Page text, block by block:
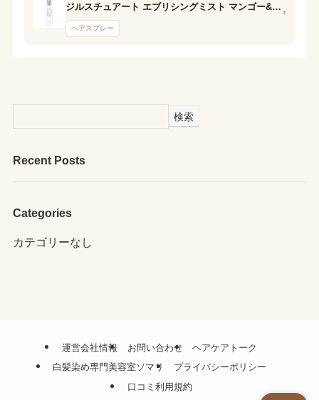
ジルスチュアート エブリシングミスト マンゴー&ピーチ ホワイトフローラル
ヘアスプレー
›
検索
Recent Posts
Categories
カテゴリーなし
運営会社情報 お問い合わせ
ヘアケアトーク
白髪染め専門美容室ソマリ
プライバシーポリシー
口コミ利用規約